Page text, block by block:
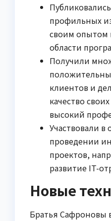
профильных
своим опытом
области
Получили
клиентов и
качество
высокий
Участвовали в
проведении
проектов,
развитие IT-
Новые
Братья Сафроновы